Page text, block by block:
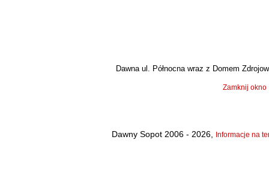
Dawna ul. Północna wraz z Domem
Zamknij okno
Dawny Sopot 2006 - 2026, Informacje na